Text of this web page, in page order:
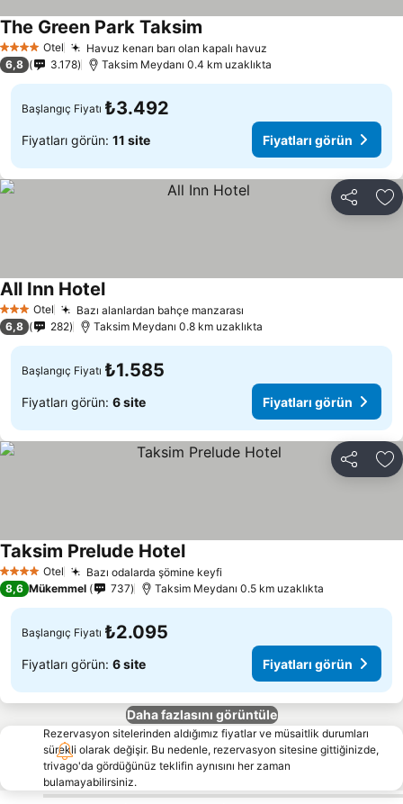
4 Yıldız Otel Havuz kenarı barı olan kapalı havuz
The Green Park Taksim
6,8 3.178 Taksim Meydanı 0.4 km uzaklıkta
Başlangıç Fiyatı ₺3.492
Fiyatları görün: 11 site Fiyatları görün
Paylaş
3 YıldızOtel Bazı alanlardan bahçe manzarası
All Inn Hotel
6,8 282 Taksim Meydanı 0.8 km uzaklıkta
Başlangıç Fiyatı ₺1.585
Fiyatları görün: 6 site Fiyatları görün
Paylaş
4 Yıldız Otel Bazı odalarda şömine keyfi
Taksim Prelude Hotel
8,6 Mükemmel 737 Taksim Meydanı 0.5 km uzaklıkta
Başlangıç Fiyatı ₺2.095
Fiyatları görün: 6 site Fiyatları görün
Daha fazlasını görüntüle
Rezervasyon sitelerinden aldığımız fiyatlar ve müsaitlik durumları
sürekli olarak değişir. Bu nedenle, rezervasyon sitesine gittiğinizde,
trivago'da gördüğünüz teklifin aynısını her zaman
bulamayabilirsiniz.